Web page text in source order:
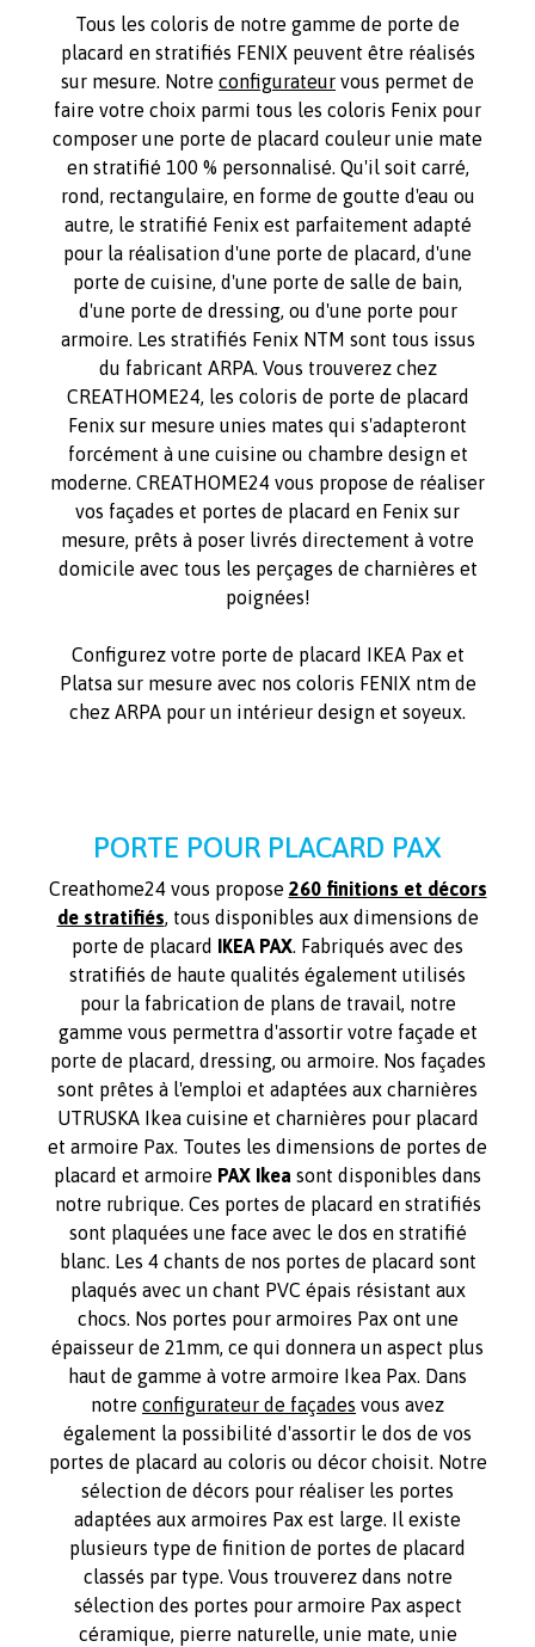
Tous les coloris de notre gamme de porte de
placard en stratifiés FENIX peuvent être réalisés
sur mesure. Notre configurateur vous permet de
faire votre choix parmi tous les coloris Fenix pour
composer une porte de placard couleur unie mate
en stratifié 100 % personnalisé. Qu'il soit carré,
rond, rectangulaire, en forme de goutte d'eau ou
autre, le stratifié Fenix est parfaitement adapté
pour la réalisation d'une porte de placard, d'une
porte de cuisine, d'une porte de salle de bain,
d'une porte de dressing, ou d'une porte pour
armoire. Les stratifiés Fenix NTM sont tous issus
du fabricant ARPA. Vous trouverez chez
CREATHOME24, les coloris de porte de placard
Fenix sur mesure unies mates qui s'adapteront
forcément à une cuisine ou chambre design et
moderne. CREATHOME24 vous propose de réaliser
vos façades et portes de placard en Fenix sur
mesure, prêts à poser livrés directement à votre
domicile avec tous les perçages de charnières et
poignées!
Configurez votre porte de placard IKEA Pax et
Platsa sur mesure avec nos coloris FENIX ntm de
chez ARPA pour un intérieur design et soyeux.
PORTE POUR PLACARD PAX
Creathome24 vous propose 260 finitions et décors
de stratifiés , tous disponibles aux dimensions de
porte de placard IKEA PAX . Fabriqués avec des
stratifiés de haute qualités également utilisés
pour la fabrication de plans de travail, notre
gamme vous permettra d'assortir votre façade et
porte de placard, dressing, ou armoire. Nos façades
sont prêtes à l'emploi et adaptées aux charnières
UTRUSKA Ikea cuisine et charnières pour placard
et armoire Pax. Toutes les dimensions de portes de
placard et armoire PAX Ikea sont disponibles dans
notre rubrique. Ces portes de placard en stratifiés
sont plaquées une face avec le dos en stratifié
blanc. Les 4 chants de nos portes de placard sont
plaqués avec un chant PVC épais résistant aux
chocs. Nos portes pour armoires Pax ont une
épaisseur de 21mm, ce qui donnera un aspect plus
haut de gamme à votre armoire Ikea Pax. Dans
notre configurateur de façades vous avez
également la possibilité d'assortir le dos de vos
portes de placard au coloris ou décor choisit. Notre
sélection de décors pour réaliser les portes
adaptées aux armoires Pax est large. Il existe
plusieurs type de finition de portes de placard
classés par type. Vous trouverez dans notre
sélection des portes pour armoire Pax aspect
céramique, pierre naturelle, unie mate, unie